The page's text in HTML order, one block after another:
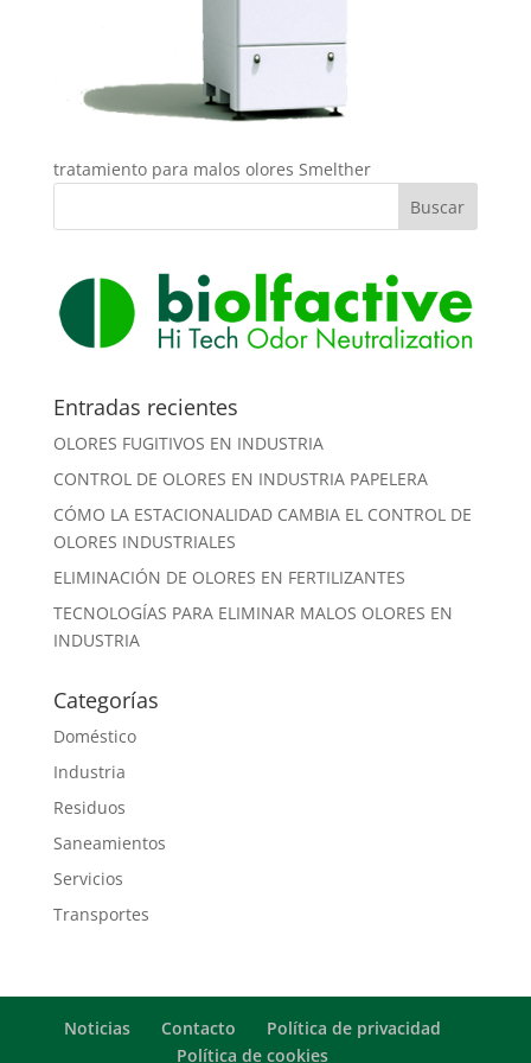
tratamiento para malos olores Smelther
Entradas recientes
OLORES FUGITIVOS EN INDUSTRIA
CONTROL DE OLORES EN INDUSTRIA PAPELERA
CÓMO LA ESTACIONALIDAD CAMBIA EL CONTROL DE
OLORES INDUSTRIALES
ELIMINACIÓN DE OLORES EN FERTILIZANTES
TECNOLOGÍAS PARA ELIMINAR MALOS OLORES EN
INDUSTRIA
Categorías
Doméstico
Industria
Residuos
Saneamientos
Servicios
Transportes
Noticias Contacto
Política de privacidad
Política de cookies